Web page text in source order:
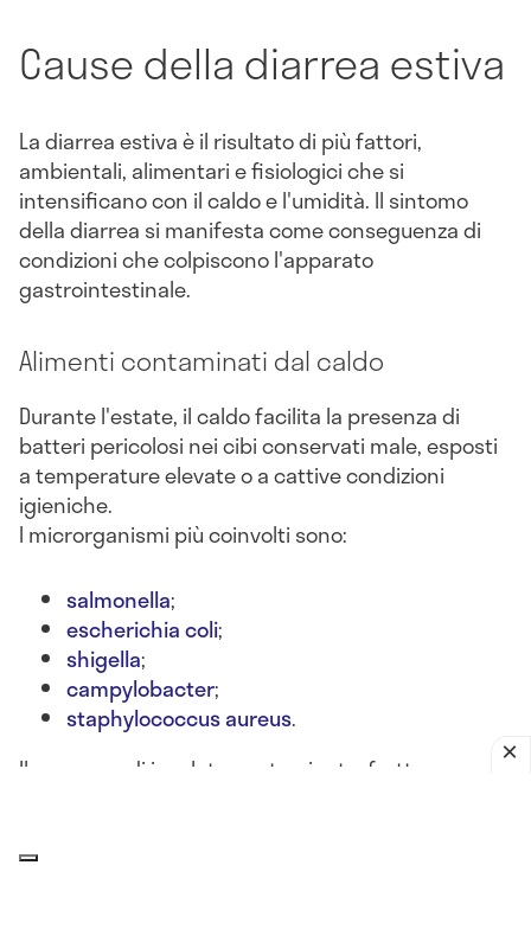
Cause della diarrea estiva
La diarrea estiva è il risultato di più fattori,
ambientali, alimentari e fisiologici che si
intensificano con il caldo e l'umidità. Il sintomo
della diarrea si manifesta come conseguenza di
condizioni che colpiscono l'apparato
gastrointestinale.
Alimenti contaminati dal caldo
Durante l'estate, il caldo facilita la presenza di
batteri pericolosi nei cibi conservati male, esposti
a temperature elevate o a cattive condizioni
igieniche.
I microrganismi più coinvolti sono:
salmonella;
escherichia coli;
shigella;
campylobacter;
staphylococcus aureus.
Il consumo di insalate contaminate, frutta non
sintomi come